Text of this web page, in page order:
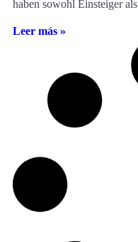
haben sowohl Einsteiger als
Leer más »